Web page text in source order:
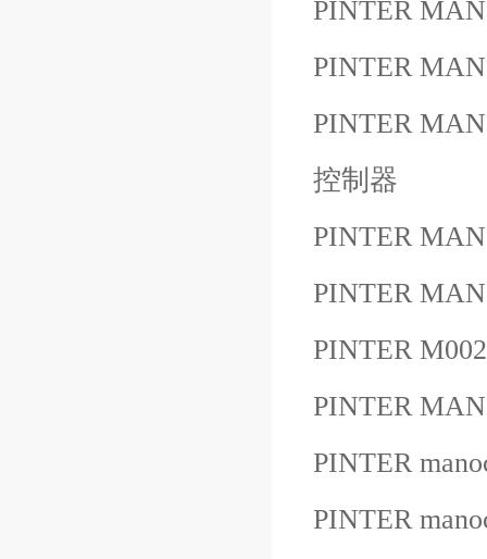
PINTER
PINTER
PINTER
控制器
PINTER
PINTER
PINTER
PINTER
PINTER
PINTER